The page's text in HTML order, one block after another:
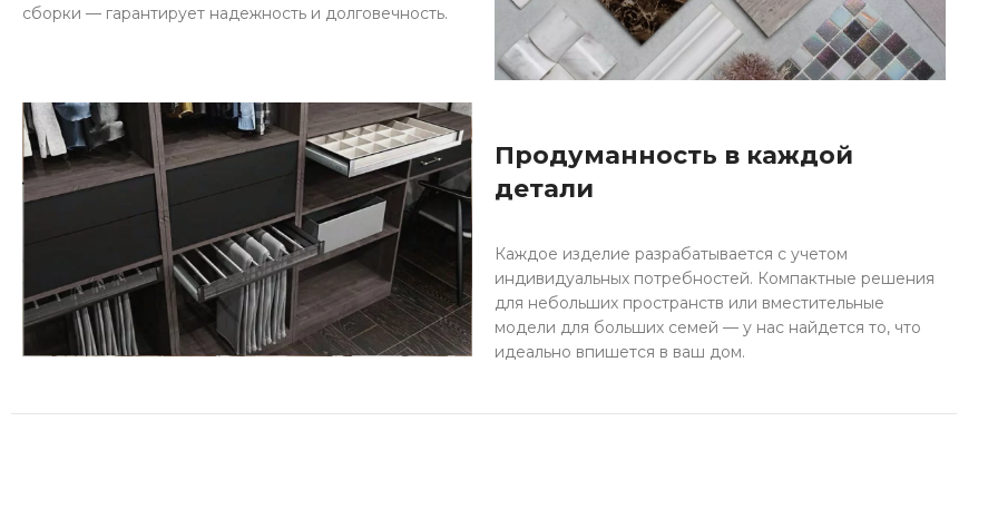
сборки — гарантирует надежность и долговечность.
Продуманность в каждой
детали
Каждое изделие разрабатывается с учетом
индивидуальных потребностей. Компактные решения
для небольших пространств или вместительные
модели для больших семей — у нас найдется то, что
идеально впишется в ваш дом.